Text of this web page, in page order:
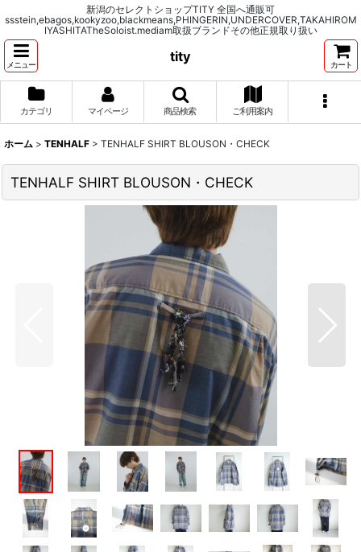
新潟のセレクトショップTITY 全国へ通販可
ssstein,ebagos,kookyzoo,blackmeans,PHINGERIN,UNDERCOVER,TAKAHIROM
IYASHITATheSoloist.mediam取扱ブランドその他正規取り扱い
メニュー
tity
カート
カテゴリ マイページ 商品検索 ご利用案内
ホーム > TENHALF > TENHALF SHIRT BLOUSON・CHECK
TENHALF SHIRT BLOUSON・CHECK